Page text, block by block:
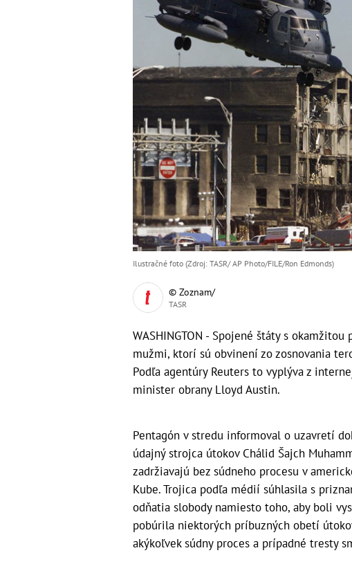
Ilustračné foto (Zdroj: TASR/ AP Photo/FILE/Ron Edmonds)
© Zoznam/
TASR
WASHINGTON - Spojené štáty s
mužmi, ktorí sú obvinení zo zosnovania
Podľa agentúry Reuters to vyplýva z
minister obrany Lloyd Austin.
Pentagón v stredu informoval o uzavretí
údajný strojca útokov Chálid Šajch
zadržiavajú bez súdneho procesu v
Kube. Trojica podľa médií súhlasila s
odňatia slobody namiesto toho, aby boli
pobúrila niektorých príbuzných obetí
akýkoľvek súdny proces a prípadné tresty